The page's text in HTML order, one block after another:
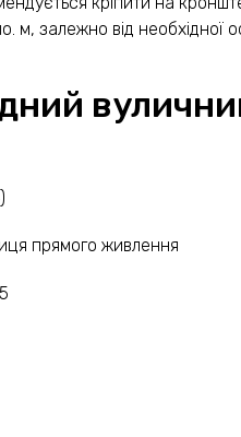
м, залежно від необхідної
прямого живлення